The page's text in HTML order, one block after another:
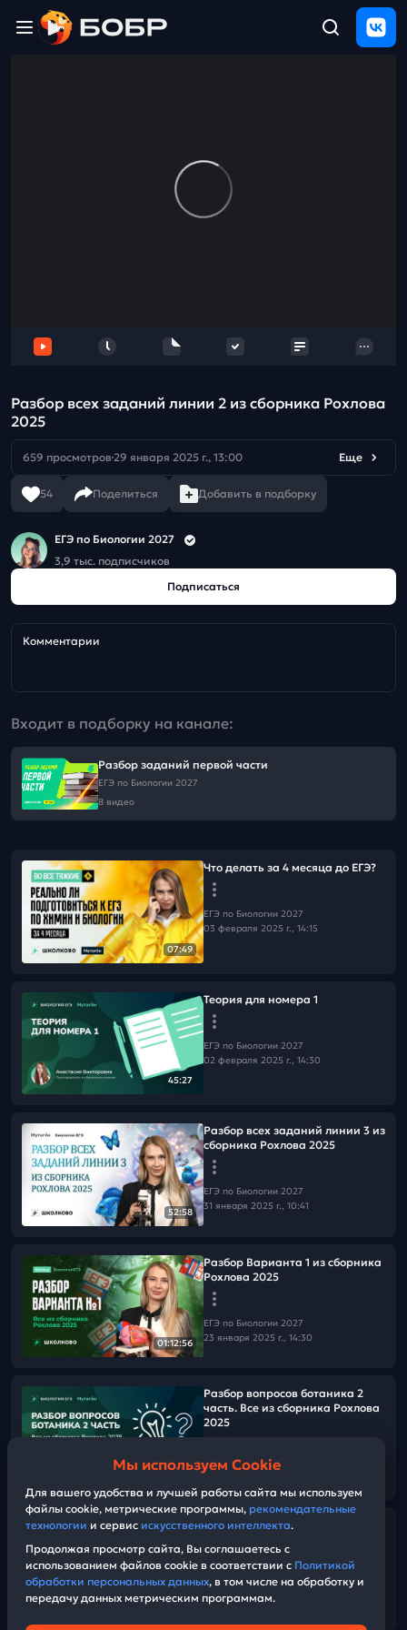
отзыв
Разбор всех заданий линии 2 из сборника Рохлова
2025
659 просмотров 29 января 2025 г., 13:00 Еще
54 Поделиться Добавить в подборку
ЕГЭ по Биологии 2027
3,9 тыс. подписчиков
Подписаться
Комментарии
Входит в подборку на канале:
Разбор заданий первой части
ЕГЭ по Биологии 2027
8 видео
07:49
Что делать за 4 месяца до ЕГЭ?
ЕГЭ по Биологии 2027
03 февраля 2025 г., 14:15
45:27
Теория для номера 1
ЕГЭ по Биологии 2027
02 февраля 2025 г., 14:30
52:58
Разбор всех заданий линии 3 из
сборника Рохлова 2025
ЕГЭ по Биологии 2027
31 января 2025 г., 10:41
01:12:56
Разбор Варианта 1 из сборника
Рохлова 2025
ЕГЭ по Биологии 2027
23 января 2025 г., 14:30
01:03:59
Разбор вопросов ботаника 2
часть. Все из сборника Рохлова
2025
ЕГЭ по Биологии 2027
01:08:51
Разбор вопросов ботаника 1
2025
ЕГЭ по Биологии 2027
Мы используем Cookie
Для вашего удобства и лучшей работы сайта мы используем
файлы cookie, метрические программы, рекомендательные
технологии и сервис искусственного интеллекта.
Продолжая просмотр сайта, Вы соглашаетесь с
использованием файлов cookie в соответствии с Политикой
обработки персональных данных, в том числе на обработку и
передачу данных метрическим программам.